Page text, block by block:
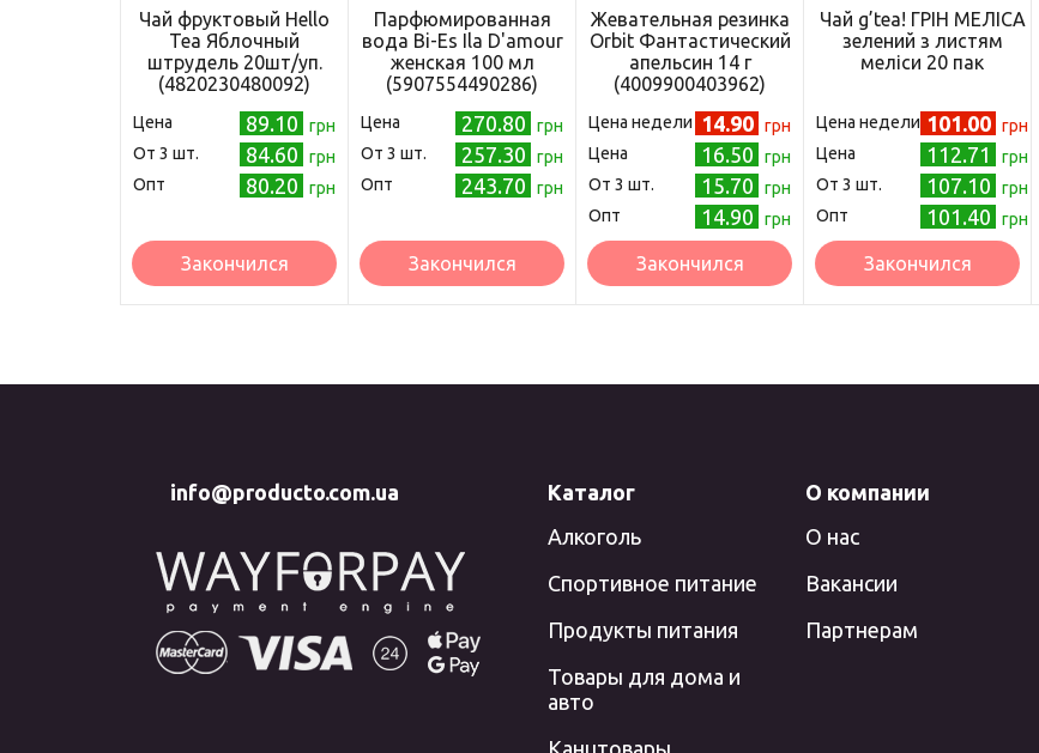
Чай фруктовый Hello
Tea Яблочный
штрудель 20шт/уп.
(4820230480092)
Цена 89.10
грн
Oт 3 шт.
84.60
грн
Опт
80.20 грн
Закончился
Парфюмированная
вода Bi-Es Ila D'amour
женская 100 мл
(5907554490286)
Цена 270.80
грн
Oт 3 шт.
257.30
грн
Опт
243.70 грн
Закончился
Жевательная резинка
Orbit Фантастический
апельсин 14 г
(4009900403962)
Цена недели 14.90 грн
Цена
16.50
грн
Oт 3 шт.
15.70
грн
Опт
14.90 грн
Закончился
Чай g’tea! ГРІН МЕЛІСА
зелений з листям
меліси 20 пак
Цена недели 101.00 грн
Цена
112.71
грн
Oт 3 шт.
107.10
грн
Опт
101.40 грн
Закончился
info@producto.com.ua
Каталог
Алкоголь
Спортивное питание
Продукты питания
Товары для дома и
авто
Канцтовары
О компании
О нас
Вакансии
Партнерам